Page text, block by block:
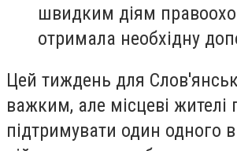
швидким діям
отримала необхідну
Цей тиждень для
важким, але місцеві
підтримувати один одного